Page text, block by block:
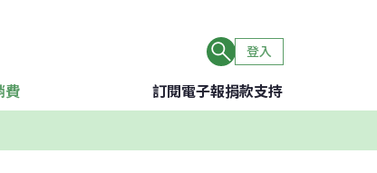
登入
費 訂閱電子報捐款支持